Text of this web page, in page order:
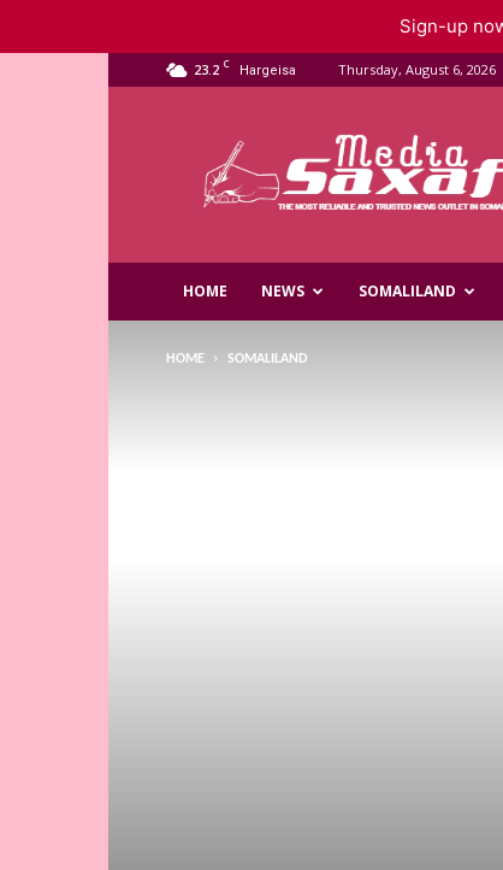
23.2 C Hargeisa Thursday, August 6, 2026
Media
HOME NEWS SOMALILAND
HOME SOMALILAND
Sign-up